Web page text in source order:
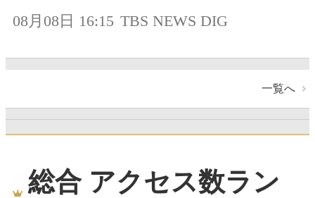
08月08日 16:15 TBS NEWS DIG
一覧へ
総合 アクセス数ラン